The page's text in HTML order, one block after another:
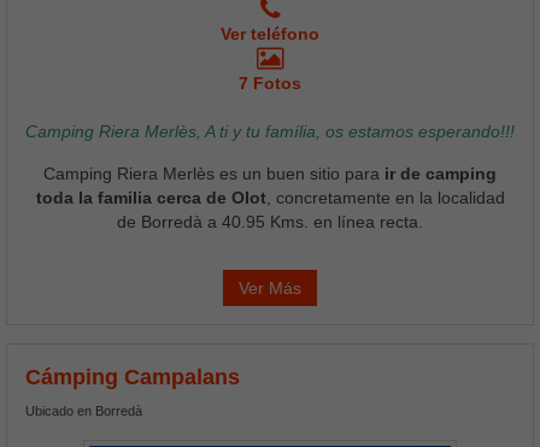
Ver teléfono
7 Fotos
Camping Riera Merlès, A ti y tu família, os estamos esperando!!!
Camping Riera Merlès es un buen sitio para ir de camping
toda la familia cerca de Olot, concretamente en la localidad
de Borredà a 40.95 Kms. en línea recta.
Ver Más
Cámping Campalans
Ubicado en Borredà